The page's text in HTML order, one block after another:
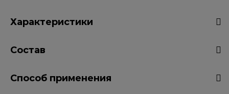
Характеристики
Состав
Способ применения